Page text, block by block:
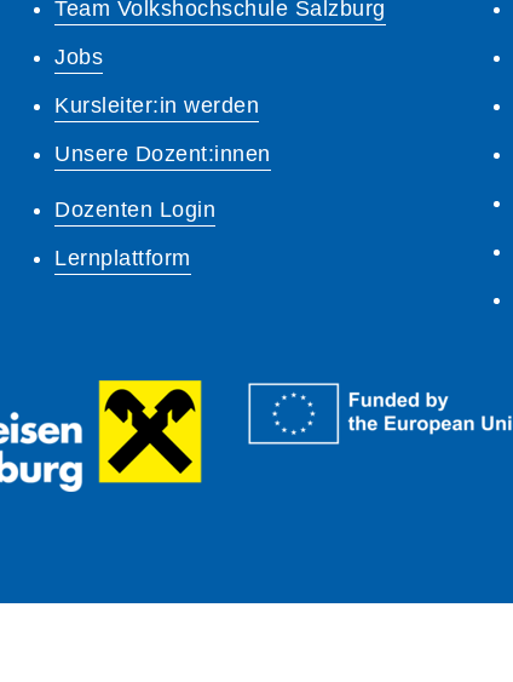
Team Volkshochschule Salzburg
Jobs
Kursleiter:in werden
Unsere Dozent:innen
Dozenten Login
Lernplattform